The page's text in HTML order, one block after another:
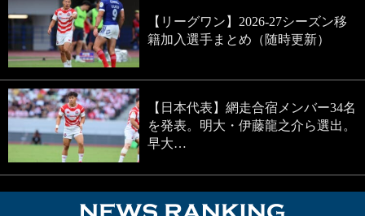
【リーグワン】2026-27シーズン移
籍加入選手まとめ（随時更新）
【日本代表】網走合宿メンバー34名
を発表。明大・伊藤龍之介ら選出。
早大…